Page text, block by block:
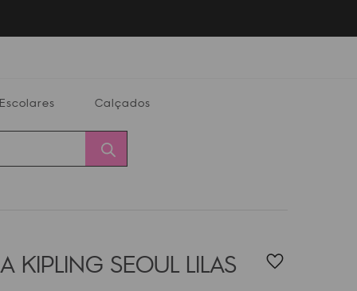
Escolares Calçados
KIPLING SEOUL LILAS